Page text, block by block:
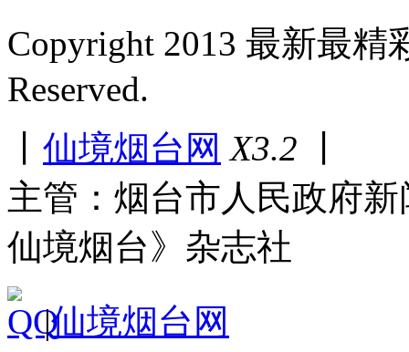
Copyright 2013 最新最
Reserved.
仙境烟台网 X3.2
主管：烟台市人民政府
仙境烟台》杂志社
|仙境烟台网